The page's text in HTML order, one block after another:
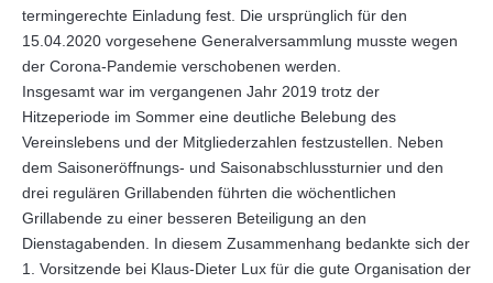
termingerechte Einladung fest. Die ursprünglich für den
15.04.2020 vorgesehene Generalversammlung musste wegen
der Corona-Pandemie verschobenen werden.
Insgesamt war im vergangenen Jahr 2019 trotz der
Hitzeperiode im Sommer eine deutliche Belebung des
Vereinslebens und der Mitgliederzahlen festzustellen. Neben
dem Saisoneröffnungs- und Saisonabschlussturnier und den
drei regulären Grillabenden führten die wöchentlichen
Grillabende zu einer besseren Beteiligung an den
Dienstagabenden. In diesem Zusammenhang bedankte sich der
1. Vorsitzende bei Klaus-Dieter Lux für die gute Organisation der